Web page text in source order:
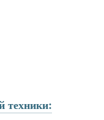
техники: